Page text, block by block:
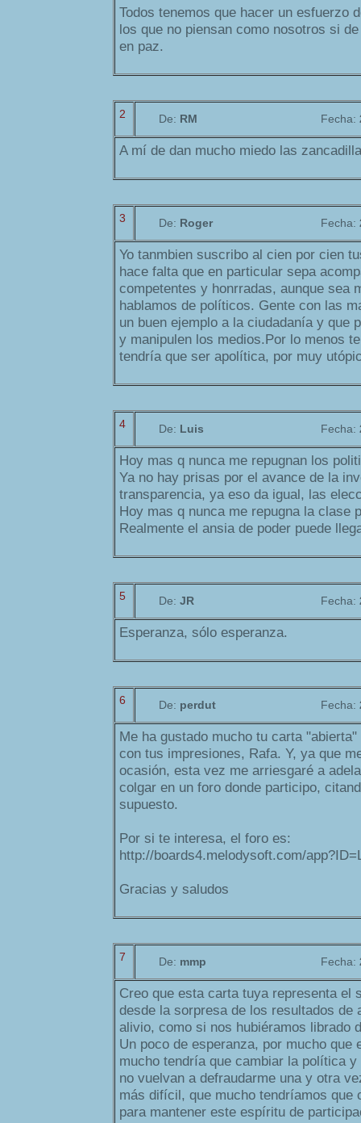
Todos tenemos que hacer un esfuerzo
los que no piensan como nosotros si
en paz.
2 De: RM Fecha:
A mí de dan mucho miedo las
3 De: Roger Fecha:
Yo tanmbien suscribo al cien por cien
hace falta que en particular sepa
competentes y honrradas, aunque sea
hablamos de políticos. Gente con las
un buen ejemplo a la ciudadanía y que
y manipulen los medios.Por lo menos
tendría que ser apolítica, por muy
4 De: Luis Fecha:
Hoy mas q nunca me repugnan los
Ya no hay prisas por el avance de la
transparencia, ya eso da igual, las
Hoy mas q nunca me repugna la clase
Realmente el ansia de poder puede
5 De: JR Fecha:
Esperanza, sólo esperanza.
6 De: perdut Fecha:
Me ha gustado mucho tu carta
con tus impresiones, Rafa. Y, ya que
ocasión, esta vez me arriesgaré a
colgar en un foro donde participo,
supuesto.
Por si te interesa, el foro es:
http://boards4.melodysoft.com/
Gracias y saludos
7 De: mmp Fecha:
Creo que esta carta tuya representa el
desde la sorpresa de los resultados de
alivio, como si nos hubiéramos librado
Un poco de esperanza, por mucho que
mucho tendría que cambiar la política
no vuelvan a defraudarme una y otra
más difícil, que mucho tendríamos que
para mantener este espíritu de